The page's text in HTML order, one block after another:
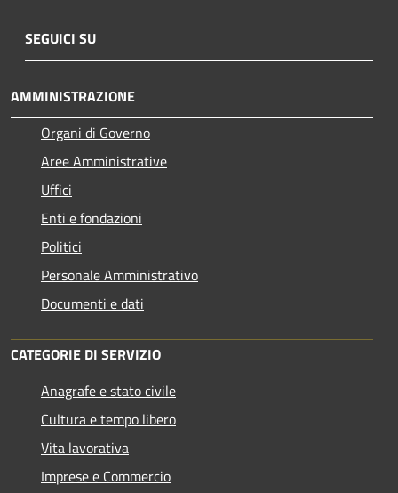
SEGUICI SU
AMMINISTRAZIONE
Organi di Governo
Aree Amministrative
Uffici
Enti e fondazioni
Politici
Personale Amministrativo
Documenti e dati
CATEGORIE DI SERVIZIO
Anagrafe e stato civile
Cultura e tempo libero
Vita lavorativa
Imprese e Commercio